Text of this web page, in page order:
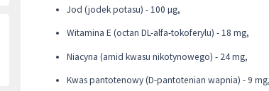
Jod (jodek potasu) - 100 µg,
Witamina E (octan DL-alfa-tokoferylu) - 18 mg,
Niacyna (amid kwasu nikotynowego) - 24 mg,
Kwas pantotenowy (D-pantotenian wapnia) - 9 mg,